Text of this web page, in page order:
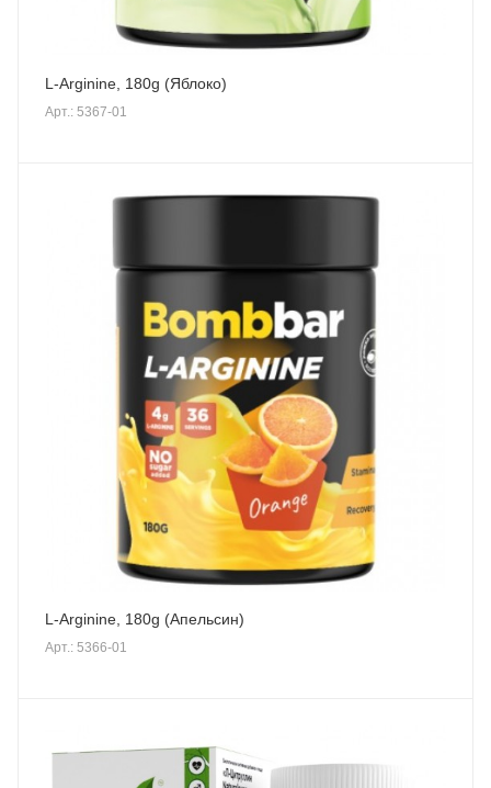
L-Arginine, 180g (Яблоко)
Арт.: 5367-01
L-Arginine, 180g (Апельсин)
Арт.: 5366-01